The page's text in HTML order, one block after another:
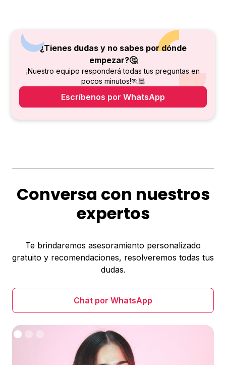
¿Tienes dudas y no sabes por dónde
empezar?🤔
¡Nuestro equipo responderá todas tus preguntas en
pocos minutos!🏃🏻
Escríbenos por WhatsApp
Conversa con nuestros
expertos
Te brindaremos asesoramiento personalizado
gratuito y recomendaciones, resolveremos todas tus
dudas.
Chat por WhatsApp